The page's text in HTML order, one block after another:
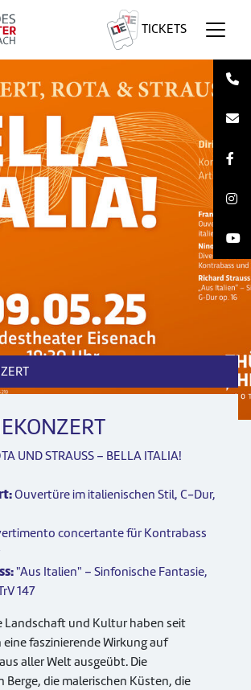
TICKETS
UND STRAUSS – BELLA ITALIA!
Ouvertüre im italienischen Stil, C-Dur,
concertante für Kontrabass
"Aus Italien" – Sinfonische Fantasie,
147
Landschaft und Kultur haben seit
faszinierende Wirkung auf
aller Welt ausgeübt. Die
Berge, die malerischen Küsten, die